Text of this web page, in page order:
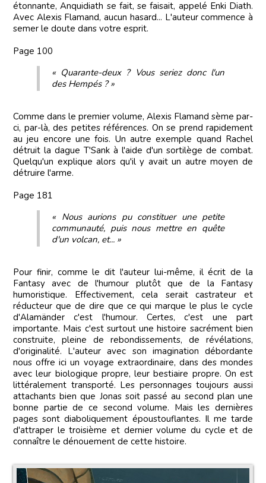
étonnante, Anquidiath se fait, se faisait, appelé Enki Diath.
Avec Alexis Flamand, aucun hasard... L'auteur commence à
semer le doute dans votre esprit.
Page 100
« Quarante-deux ? Vous seriez donc l'un
des Hempés ? »
Comme dans le premier volume, Alexis Flamand sème par-
ci, par-là, des petites références. On se prend rapidement
au jeu encore une fois. Un autre exemple quand Rachel
détruit la dague T'Sank à l'aide d'un sortilège de combat.
Quelqu'un explique alors qu'il y avait un autre moyen de
détruire l'arme.
Page 181
« Nous aurions pu constituer une petite
communauté, puis nous mettre en quête
d'un volcan, et... »
Pour finir, comme le dit l'auteur lui-même, il écrit de la
Fantasy avec de l'humour plutôt que de la Fantasy
humoristique. Effectivement, cela serait castrateur et
réducteur que de dire que ce qui marque le plus le cycle
d'Alamänder c'est l'humour. Certes, c'est une part
importante. Mais c'est surtout une histoire sacrément bien
construite, pleine de rebondissements, de révélations,
d'originalité. L'auteur avec son imagination débordante
nous offre ici un voyage extraordinaire, dans des mondes
avec leur biologique propre, leur bestiaire propre. On est
littéralement transporté. Les personnages toujours aussi
attachants bien que Jonas soit passé au second plan une
bonne partie de ce second volume. Mais les dernières
pages sont diaboliquement époustouflantes. Il me tarde
d'attraper le troisième et dernier volume du cycle et de
connaître le dénouement de cette histoire.